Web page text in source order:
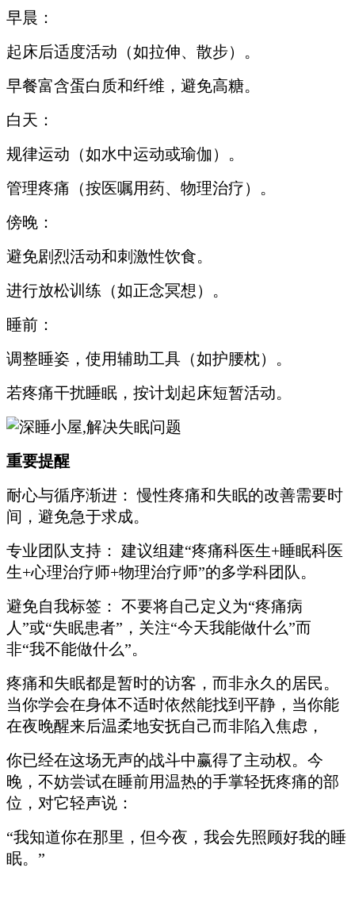
早晨：
起床后适度活动（如拉伸、散步）。
早餐富含蛋白质和纤维，避免高糖。
白天：
规律运动（如水中运动或瑜伽）。
管理疼痛（按医嘱用药、物理治疗）。
傍晚：
避免剧烈活动和刺激性饮食。
进行放松训练（如正念冥想）。
睡前：
调整睡姿，使用辅助工具（如护腰枕）。
若疼痛干扰睡眠，按计划起床短暂活动。
重要提醒
耐心与循序渐进： 慢性疼痛和失眠的改善需要时
间，避免急于求成。
专业团队支持： 建议组建“疼痛科医生+睡眠科医
生+心理治疗师+物理治疗师”的多学科团队。
避免自我标签： 不要将自己定义为“疼痛病
人”或“失眠患者”，关注“今天我能做什么”而
非“我不能做什么”。
疼痛和失眠都是暂时的访客，而非永久的居民。
当你学会在身体不适时依然能找到平静，当你能
在夜晚醒来后温柔地安抚自己而非陷入焦虑，
你已经在这场无声的战斗中赢得了主动权。今
晚，不妨尝试在睡前用温热的手掌轻抚疼痛的部
位，对它轻声说：
“我知道你在那里，但今夜，我会先照顾好我的睡
眠。”